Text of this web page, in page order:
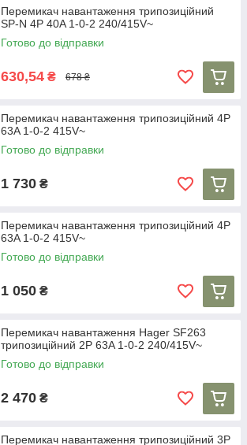
Перемикач навантаження трипозиційний
SP-N 4P 40A 1-0-2 240/415V~
Готово до відправки
630,54 ₴ 678 ₴
Перемикач навантаження трипозиційний 4P
63A 1-0-2 415V~
Готово до відправки
1 730 ₴
Перемикач навантаження трипозиційний 4P
63A 1-0-2 415V~
Готово до відправки
1 050 ₴
Перемикач навантаження Hager SF263
трипозиційний 2P 63A 1-0-2 240/415V~
Готово до відправки
2 470 ₴
Перемикач навантаження трипозиційний 3P